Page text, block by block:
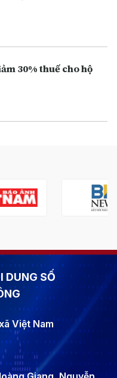
30% thuế cho hộ
DUNG SỐ
Việt Nam